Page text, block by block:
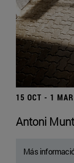
15 OCT - 1 MAR
Antoni
Más